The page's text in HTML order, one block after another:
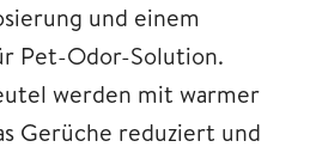
und einem
Pet-Odor-Solution.
werden mit warmer
Gerüche reduziert und